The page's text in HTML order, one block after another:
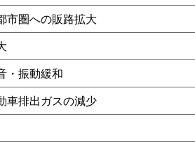
市圏への販路拡大
・振動緩和
車排出ガスの減少